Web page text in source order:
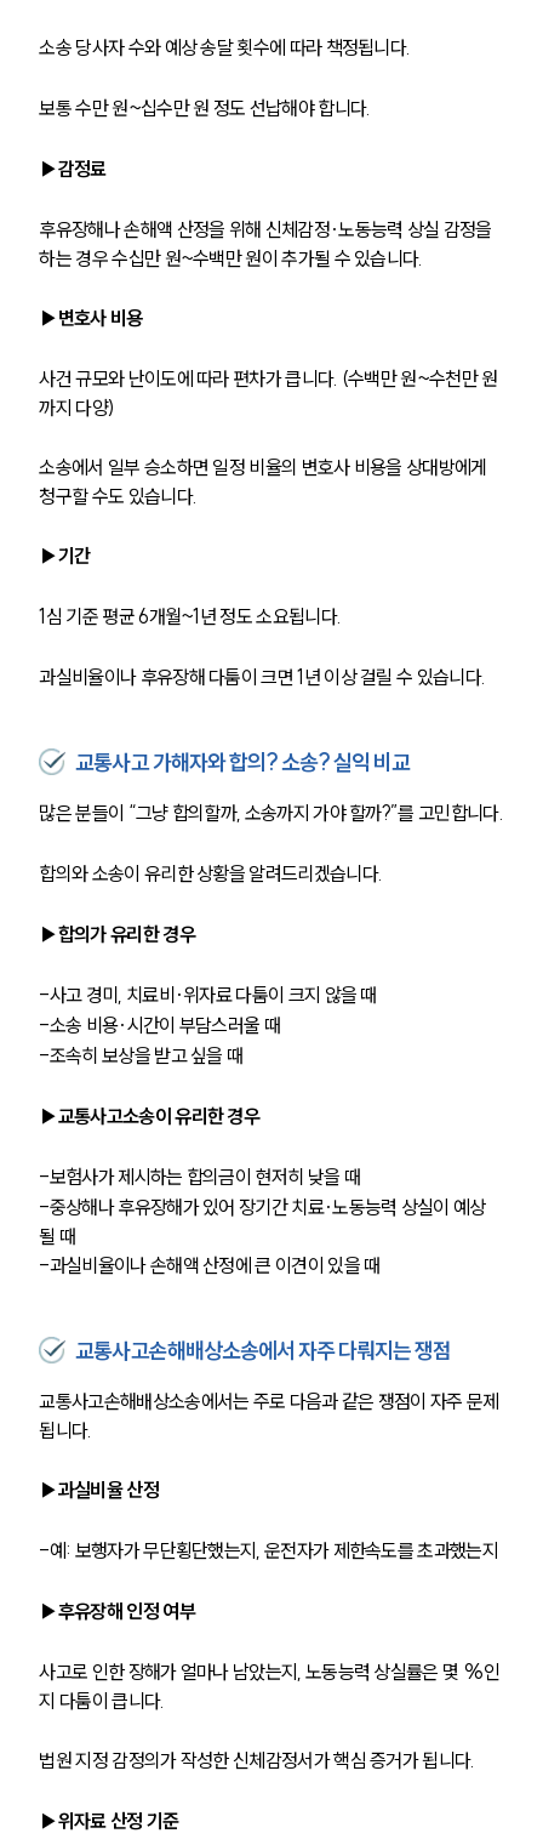
소송 당사자 수와 예상 송달 횟수에 따라 책정됩니다.
보통 수만 원~십수만 원 정도 선납해야 합니다.
▶감정료
후유장해나 손해액 산정을 위해 신체감정·노동능력 상실 감정을
하는 경우 수십만 원~수백만 원이 추가될 수 있습니다.
▶변호사 비용
사건 규모와 난이도에 따라 편차가 큽니다. (수백만 원~수천만 원
까지 다양)
소송에서 일부 승소하면 일정 비율의 변호사 비용을 상대방에게
청구할 수도 있습니다.
▶기간
1심 기준 평균 6개월~1년 정도 소요됩니다.
과실비율이나 후유장해 다툼이 크면 1년 이상 걸릴 수 있습니다.
교통사고 가해자와 합의? 소송? 실익 비교
많은 분들이 “그냥 합의할까, 소송까지 가야 할까?”를 고민합니다.
합의와 소송이 유리한 상황을 알려드리겠습니다.
▶합의가 유리한 경우
-사고 경미, 치료비·위자료 다툼이 크지 않을 때
-소송 비용·시간이 부담스러울 때
-조속히 보상을 받고 싶을 때
▶교통사고소송이 유리한 경우
-보험사가 제시하는 합의금이 현저히 낮을 때
-중상해나 후유장해가 있어 장기간 치료·노동능력 상실이 예상
될 때
-과실비율이나 손해액 산정에 큰 이견이 있을 때
교통사고손해배상소송에서 자주 다뤄지는 쟁점
교통사고손해배상소송에서는 주로 다음과 같은 쟁점이 자주 문제
됩니다.
▶과실비율 산정
-예: 보행자가 무단횡단했는지, 운전자가 제한속도를 초과했는지
▶후유장해 인정 여부
사고로 인한 장해가 얼마나 남았는지, 노동능력 상실률은 몇 %인
지 다툼이 큽니다.
법원 지정 감정의가 작성한 신체감정서가 핵심 증거가 됩니다.
▶위자료 산정 기준